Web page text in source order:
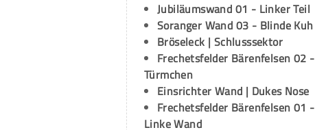
Jubiläumswand 01 - Linker Teil
Soranger Wand 03 - Blinde Kuh
Bröseleck | Schlusssektor
Frechetsfelder Bärenfelsen 02 -
Türmchen
Einsrichter Wand | Dukes Nose
Frechetsfelder Bärenfelsen 01 -
Linke Wand